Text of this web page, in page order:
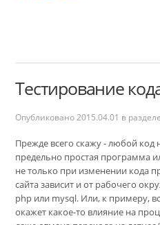
Тестирование
Опубликовано 2015.04.01 в разделе
Прежде всего скажу - любой код
предельно простая программа
не только при изменении кода
сайта зависит и от рабочего
php или mysql. Или, к примеру,
окажет какое-то влияние на